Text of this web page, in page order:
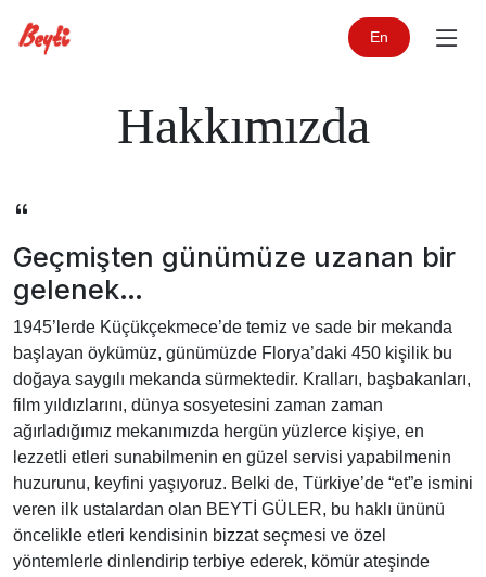
En
Hakkımızda
Geçmişten günümüze uzanan bir
gelenek…
1945’lerde Küçükçekmece’de temiz ve sade bir mekanda
başlayan öykümüz, günümüzde Florya’daki 450 kişilik bu
doğaya saygılı mekanda sürmektedir. Kralları, başbakanları,
film yıldızlarını, dünya sosyetesini zaman zaman
ağırladığımız mekanımızda hergün yüzlerce kişiye, en
lezzetli etleri sunabilmenin en güzel servisi yapabilmenin
huzurunu, keyfini yaşıyoruz. Belki de, Türkiye’de “et”e ismini
veren ilk ustalardan olan BEYTİ GÜLER, bu haklı ününü
öncelikle etleri kendisinin bizzat seçmesi ve özel
yöntemlerle dinlendirip terbiye ederek, kömür ateşinde